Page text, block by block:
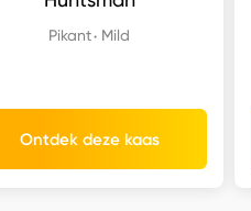
Pikant Mild
Ontdek deze kaas